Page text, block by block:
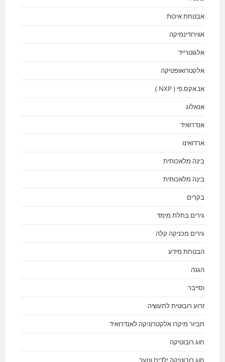
אבטחת איכות
אווירודינמיקה
אלגוטרייד
אלקטרואופטיקה
אנ.אקס.פי ( NXP )
אנאלוג
אנדרואיד
ארדואינו
בינה מלאכותית
בינה מלאכותית
בקרים
גירים בתלת מימד
גירים מכניקה קלה
הבטחת מידע
הגנה
וסייבר
זרוע רובוטית לתעשיה
חביור מיקרו אלקטרוניקה לאנדרואיד
חוג רובוטיקה
חוג רובוטיקה ילדים ונוער